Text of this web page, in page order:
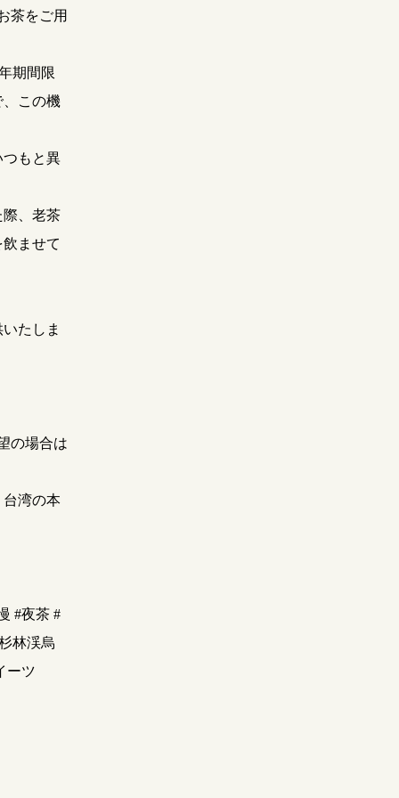
茶をご用
期間限
、この機
つもと異
際、老茶
ませて
たしま
の場合は
湾の本
#夜茶 #
林渓烏
ーツ